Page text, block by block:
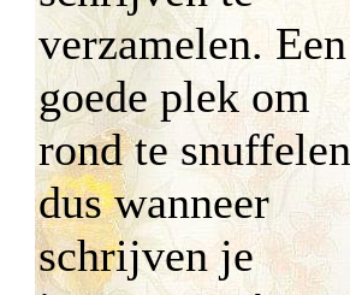
verzamelen. Een
goede plek om
rond te snuffelen
dus wanneer
schrijven je